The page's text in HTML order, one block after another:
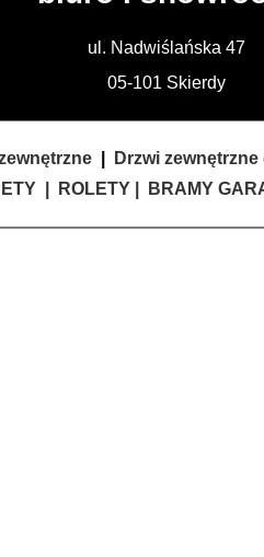
ul. Nadwiślańska 47
05-101 Skierdy
| Drzwi
ROLETY BRAMY